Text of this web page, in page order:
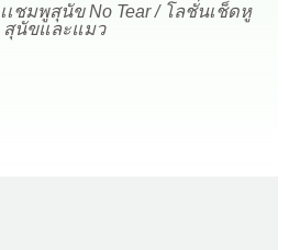
เเชมพูสุนัข No Tear/ โลชั่นเช็ดหู
สุนัขและแมว